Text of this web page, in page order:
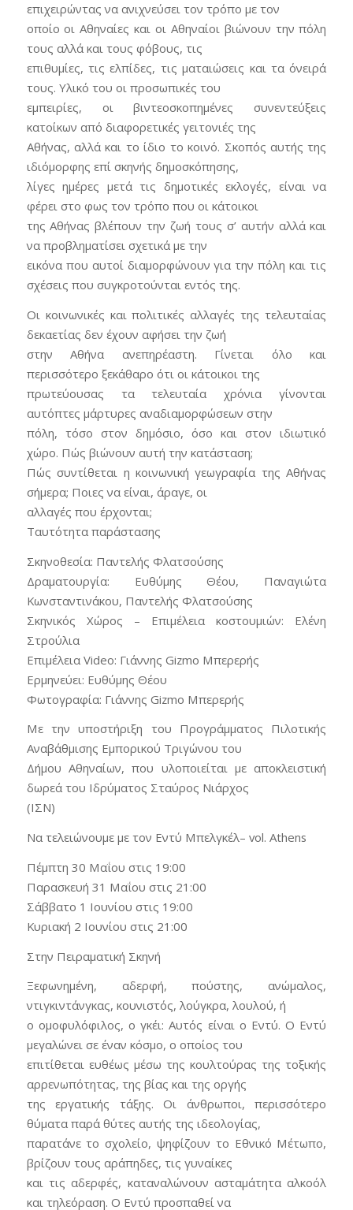
επιχειρώντας να ανιχνεύσει τον τρόπο με τον
οποίο οι Αθηναίες και οι Αθηναίοι βιώνουν την πόλη
τους αλλά και τους φόβους, τις
επιθυμίες, τις ελπίδες, τις ματαιώσεις και τα όνειρά
τους. Υλικό του οι προσωπικές του
εμπειρίες, οι βιντεοσκοπημένες συνεντεύξεις
κατοίκων από διαφορετικές γειτονιές της
Αθήνας, αλλά και το ίδιο το κοινό. Σκοπός αυτής της
ιδιόμορφης επί σκηνής δημοσκόπησης,
λίγες ημέρες μετά τις δημοτικές εκλογές, είναι να
φέρει στο φως τον τρόπο που οι κάτοικοι
της Αθήνας βλέπουν την ζωή τους σ’ αυτήν αλλά και
να προβληματίσει σχετικά με την
εικόνα που αυτοί διαμορφώνουν για την πόλη και τις
σχέσεις που συγκροτούνται εντός της.
Οι κοινωνικές και πολιτικές αλλαγές της τελευταίας
δεκαετίας δεν έχουν αφήσει την ζωή
στην Αθήνα ανεπηρέαστη. Γίνεται όλο και
περισσότερο ξεκάθαρο ότι οι κάτοικοι της
πρωτεύουσας τα τελευταία χρόνια γίνονται
αυτόπτες μάρτυρες αναδιαμορφώσεων στην
πόλη, τόσο στον δημόσιο, όσο και στον ιδιωτικό
χώρο. Πώς βιώνουν αυτή την κατάσταση;
Πώς συντίθεται η κοινωνική γεωγραφία της Αθήνας
σήμερα; Ποιες να είναι, άραγε, οι
αλλαγές που έρχονται;
Ταυτότητα παράστασης
Σκηνοθεσία: Παντελής Φλατσούσης
Δραματουργία: Ευθύμης Θέου, Παναγιώτα
Κωνσταντινάκου, Παντελής Φλατσούσης
Σκηνικός Χώρος – Επιμέλεια κοστουμιών: Ελένη
Στρούλια
Επιμέλεια Video: Γιάννης Gizmo Μπερερής
Ερμηνεύει: Ευθύμης Θέου
Φωτογραφία: Γιάννης Gizmo Μπερερής
Με την υποστήριξη του Προγράμματος Πιλοτικής
Αναβάθμισης Εμπορικού Τριγώνου του
Δήμου Αθηναίων, που υλοποιείται με αποκλειστική
δωρεά του Ιδρύματος Σταύρος Νιάρχος
(ΙΣΝ)
Να τελειώνουμε με τον Εντύ Μπελγκέλ– vol. Athens
Πέμπτη 30 Μαΐου στις 19:00
Παρασκευή 31 Μαΐου στις 21:00
Σάββατο 1 Ιουνίου στις 19:00
Κυριακή 2 Ιουνίου στις 21:00
Στην Πειραματική Σκηνή
Ξεφω­νημένη, αδερφή, πούστης, ανώμαλος,
ντιγκιντάνγκας, κουνιστός, λούγκρα, λουλού, ή
ο ομοφυλόφιλος, ο γκέι: Αυτός είναι ο Εντύ. Ο Εντύ
μεγαλώνει σε έναν κόσμο, ο οποίος του
επιτίθεται ευθέως μέσω της κουλτούρας της τοξικής
αρρενωπότητας, της βίας και της οργής
της εργατικής τάξης. Οι άνθρωποι, περισσότερο
θύματα παρά θύτες αυτής της ιδεολογίας,
παρατάνε το σχολείο, ψηφίζουν το Εθνικό Μέτωπο,
βρίζουν τους αράπηδες, τις γυναίκες
και τις αδερφές, καταναλώνουν ασταμάτητα αλκοόλ
και τηλεόραση. Ο Εντύ προσπαθεί να